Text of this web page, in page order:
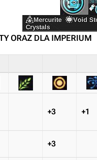
ORAZ DLA IMPERIUM
+3 +1
+3